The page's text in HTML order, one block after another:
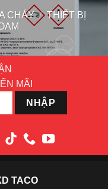
CHÁY / THIẾT BỊ
MÃI
TACO